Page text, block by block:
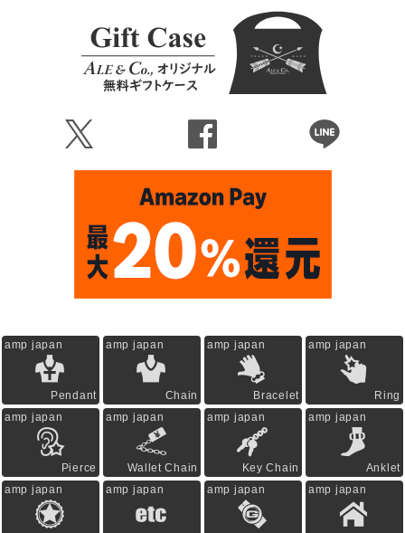
Ü Û Þ
amp japan
Pendant
amp japan
Chain
amp japan
Bracelet
amp japan
Ring
amp japan
Pierce
amp japan
Wallet Chain
amp japan
Key Chain
amp japan
Anklet
amp japan
amp japan amp japan amp japan